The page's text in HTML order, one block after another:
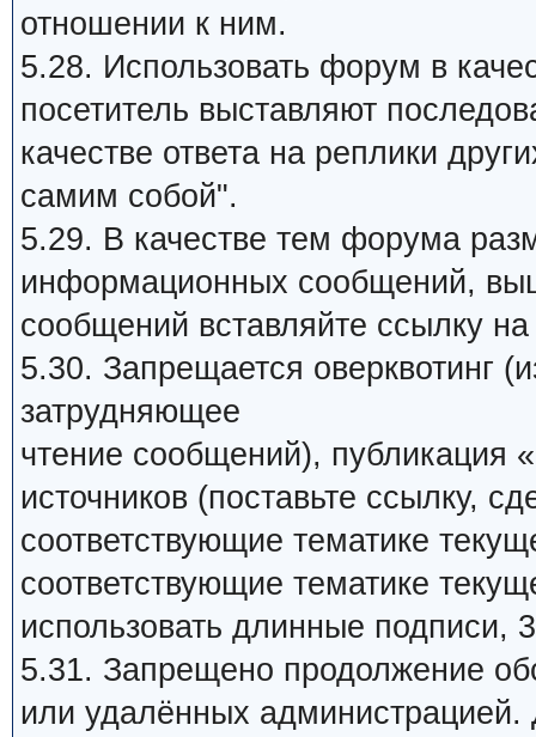
отношении к ним.
5.28. Использовать форум в
посетитель выставляют
качестве ответа на реплики
самим собой".
5.29. В качестве тем форума
информационных сообщений,
сообщений вставляйте ссылку
5.30. Запрещается оверквотинг
затрудняющее
чтение сообщений), публикация
источников (поставьте ссылку,
соответствующие тематике
соответствующие тематике
использовать длинные подписи,
5.31. Запрещено продолжение
или удалённых